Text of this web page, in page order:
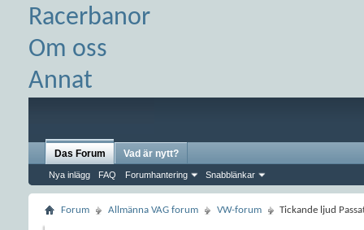
Racerbanor
Om oss
Annat
Das Forum
Nya inlägg FAQ Forumhantering Snabblänkar
Vad är nytt?
Forum Allmänna VAG forum VW-forum Tickande ljud